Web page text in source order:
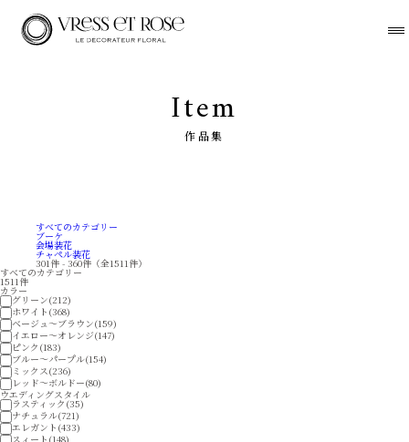
Item
作品集
すべてのカテゴリー
ブーケ
会場装花
チャペル装花
301件 - 360件（全1511件）
すべてのカテゴリー
1511件
カラー
グリーン(212)
ホワイト(368)
ベージュ～ブラウン(159)
イエロー～オレンジ(147)
ピンク(183)
ブルー～パープル(154)
ミックス(236)
レッド～ボルドー(80)
ウエディングスタイル
ラスティック(35)
ナチュラル(721)
エレガント(433)
スィート(148)